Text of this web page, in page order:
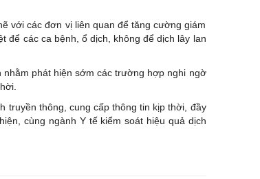
với các đơn vị liên quan để tăng cường giám
để các ca bệnh, ổ dịch, không để dịch lây lan
phát hiện sớm các trường hợp nghi ngờ
truyền thông, cung cấp thông tin kịp thời, đầy
cùng ngành Y tế kiểm soát hiệu quả dịch